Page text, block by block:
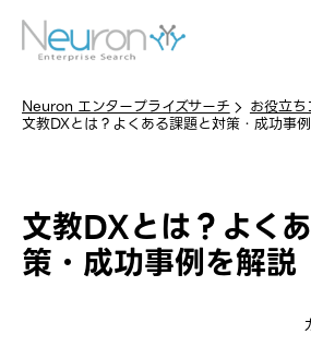
Neuron エンタープライズサーチ お役立ち
文教DXとは？よくある課題と対策・成功事
文教DXとは？よく
策・成功事例を解説